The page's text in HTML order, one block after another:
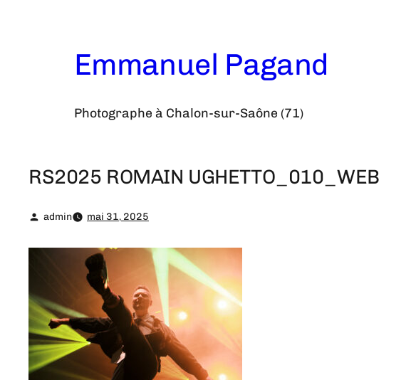
Emmanuel Pagand
Photographe à Chalon-sur-Saône (71)
RS2025 ROMAIN UGHETTO_010_WEB
admin mai 31, 2025